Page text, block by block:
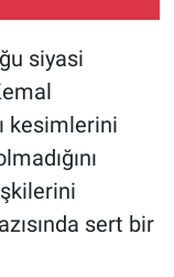
siyasi
kesimlerini
sert bir